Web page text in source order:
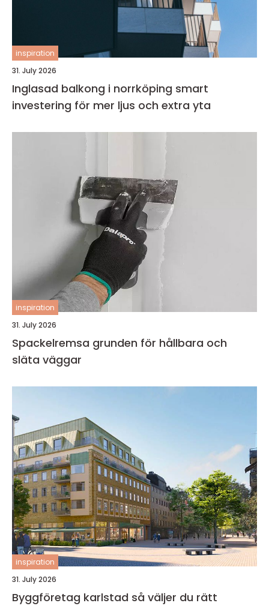
inspiration
31. July 2026
Inglasad balkong i norrköping smart
investering för mer ljus och extra yta
inspiration
31. July 2026
Spackelremsa grunden för hållbara och
släta väggar
inspiration
31. July 2026
Byggföretag karlstad så väljer du rätt